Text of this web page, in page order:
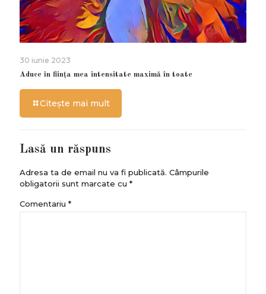
30 iunie 2023
Aduce în ființa mea intensitate maximă în toate
Citește mai mult
Lasă un răspuns
Adresa ta de email nu va fi publicată. Câmpurile
obligatorii sunt marcate cu *
Comentariu *